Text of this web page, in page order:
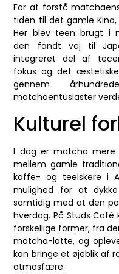
For at forstå
tiden til det gamle
Her blev teen brugt i
den fandt vej til
integreret del af
fokus og det
gennem
matchaentusiaster
Kulturel
I dag er matcha
mellem gamle
kaffe- og teelskere i
mulighed for at
samtidig med at den
hverdag. På Studs
forskellige former, fra
matcha-latte, og
kan bringe et øjeblik af
atmosfære.